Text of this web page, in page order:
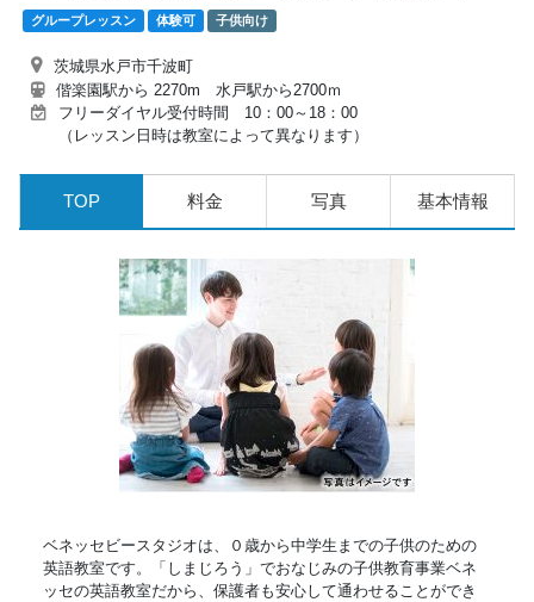
グループレッスン 体験可 子供向け
茨城県水戸市千波町
偕楽園駅から 2270m 水戸駅から2700ｍ
フリーダイヤル受付時間 10：00～18：00
（レッスン日時は教室によって異なります）
TOP 料金 写真 基本情報
ベネッセビースタジオは、０歳から中学生までの子供のための
英語教室です。「しまじろう」でおなじみの子供教育事業ベネ
ッセの英語教室だから、保護者も安心して通わせることができ